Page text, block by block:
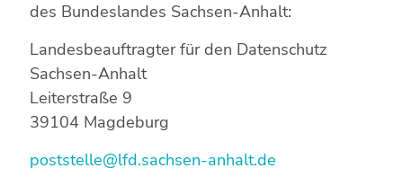
des Bundeslandes Sachsen-Anhalt:
Landesbeauftragter für den Datenschutz
Sachsen-Anhalt
Leiterstraße 9
39104 Magdeburg
poststelle@lfd.sachsen-anhalt.de